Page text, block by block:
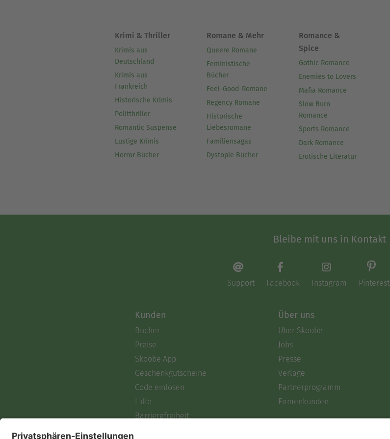
Krimi & Thriller
Krimis aus
Deutschland
Krimis aus
Frankreich
Historische Krimis
Politthriller
Romantic Suspense
Lustige Krimis
Horror Bücher
Romane & Mehr
Queere Romane
Feministische
Bücher
Feel-Good-Romane
Regency Romane
Historische
Liebesromane
Familiensagas
Dystopie Bücher
Romance &
Spice
Gothic Romance
Enemies to Lovers
Mafia Romance
Slow Burn
Romance
Sports Romance
Dark Romance
Erotische Literatur
Bleibe mit uns in Kontakt
Support Facebook Instagram Pinterest
Kunden
Bücher
Preise
Skoobe App
Geschenkgutscheine
Code einlösen
Hilfe
Barrierefreiheit
Über uns
Über Skoobe
Jobs
Presse
Verlage
Partnerprogramm
Firmenkunden